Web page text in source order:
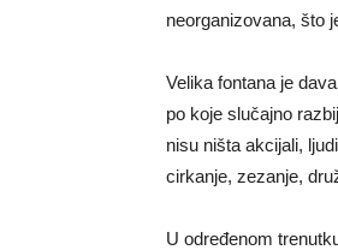
neorganizovana, što
Velika fontana je
po koje slučajno
nisu ništa akcijali,
cirkanje, zezanje,
U određenom